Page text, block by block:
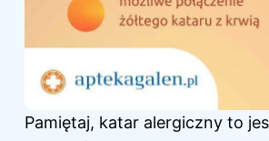
Pamiętaj, katar alergiczny to